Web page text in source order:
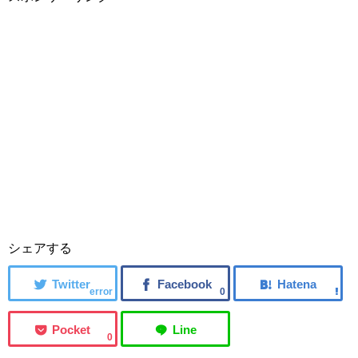
シェアする
error 0
0